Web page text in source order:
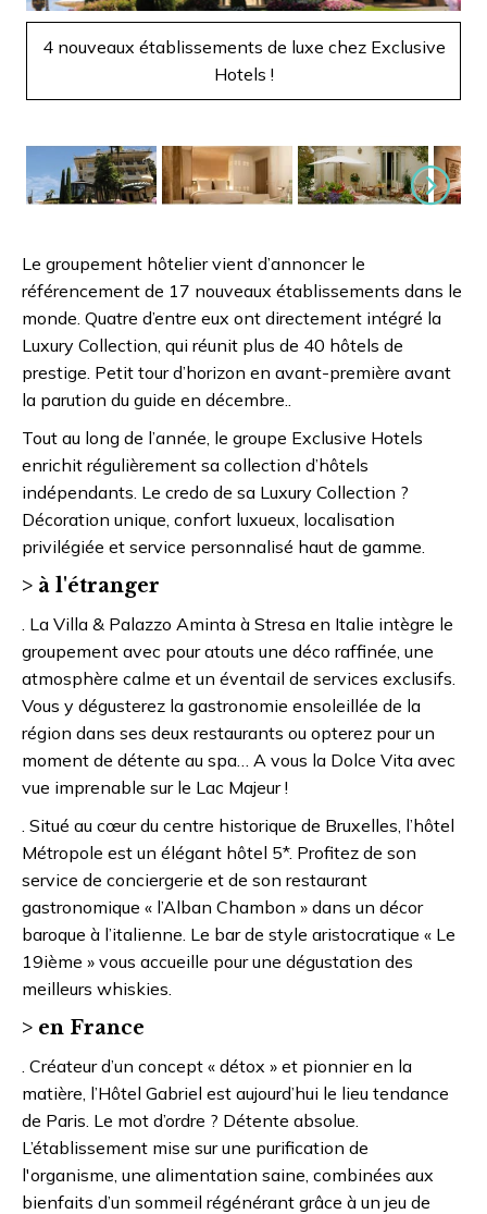
4 nouveaux établissements de luxe chez Exclusive
Hotels !
Suivant
Le groupement hôtelier vient d’annoncer le
référencement de 17 nouveaux établissements dans le
monde. Quatre d’entre eux ont directement intégré la
Luxury Collection, qui réunit plus de 40 hôtels de
prestige. Petit tour d’horizon en avant-première avant
la parution du guide en décembre..
Tout au long de l’année, le groupe Exclusive Hotels
enrichit régulièrement sa collection d’hôtels
indépendants. Le credo de sa Luxury Collection ?
Décoration unique, confort luxueux, localisation
privilégiée et service personnalisé haut de gamme.
> à l'étranger
. La Villa & Palazzo Aminta à Stresa en Italie intègre le
groupement avec pour atouts une déco raffinée, une
atmosphère calme et un éventail de services exclusifs.
Vous y dégusterez la gastronomie ensoleillée de la
région dans ses deux restaurants ou opterez pour un
moment de détente au spa… A vous la Dolce Vita avec
vue imprenable sur le Lac Majeur !
. Situé au cœur du centre historique de Bruxelles, l’hôtel
Métropole est un élégant hôtel 5*. Profitez de son
service de conciergerie et de son restaurant
gastronomique « l’Alban Chambon » dans un décor
baroque à l’italienne. Le bar de style aristocratique « Le
19ième » vous accueille pour une dégustation des
meilleurs whiskies.
> en France
. Créateur d’un concept « détox » et pionnier en la
matière, l’Hôtel Gabriel est aujourd’hui le lieu tendance
de Paris. Le mot d’ordre ? Détente absolue.
L’établissement mise sur une purification de
l'organisme, une alimentation saine, combinées aux
bienfaits d’un sommeil régénérant grâce à un jeu de